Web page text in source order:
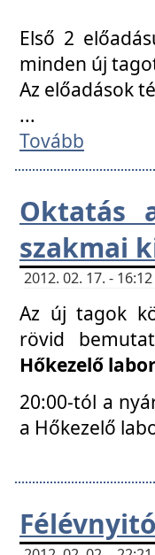
Első 2
minden új
Az előadások
...
Tovább
Oktatás
szakmai
2012. 02. 17. -
Az új tagok
rövid
Hőkezelő
20:00-tól a
a Hőkezelő